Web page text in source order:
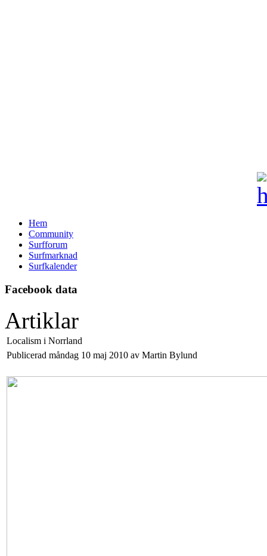
Hem
Community
Surfforum
Surfmarknad
Surfkalender
Facebook data
Artiklar
Localism i Norrland
Publicerad måndag 10 maj 2010 av Martin Bylund